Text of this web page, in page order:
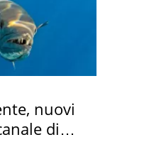
nuovi
di